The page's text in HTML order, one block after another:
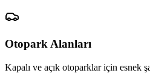
Otopark Alanları
Kapalı ve açık otoparklar için esnek